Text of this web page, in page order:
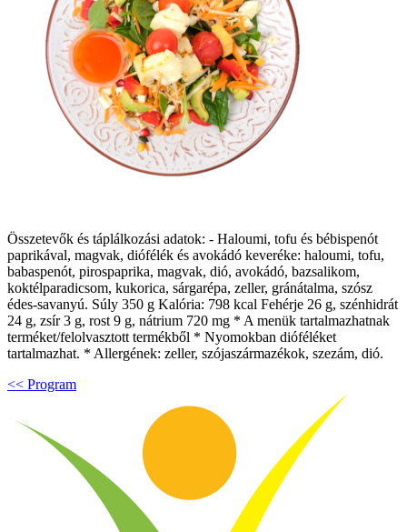
Összetevők és táplálkozási adatok: - Haloumi, tofu és bébispenót
paprikával, magvak, diófélék és avokádó keveréke: haloumi, tofu,
babaspenót, pirospaprika, magvak, dió, avokádó, bazsalikom,
koktélparadicsom, kukorica, sárgarépa, zeller, gránátalma, szósz
édes-savanyú. Súly 350 g Kalória: 798 kcal Fehérje 26 g, szénhidrát
24 g, zsír 3 g, rost 9 g, nátrium 720 mg * A menük tartalmazhatnak
terméket/felolvasztott termékből * Nyomokban dióféléket
tartalmazhat. * Allergének: zeller, szójaszármazékok, szezám, dió.
<< Program